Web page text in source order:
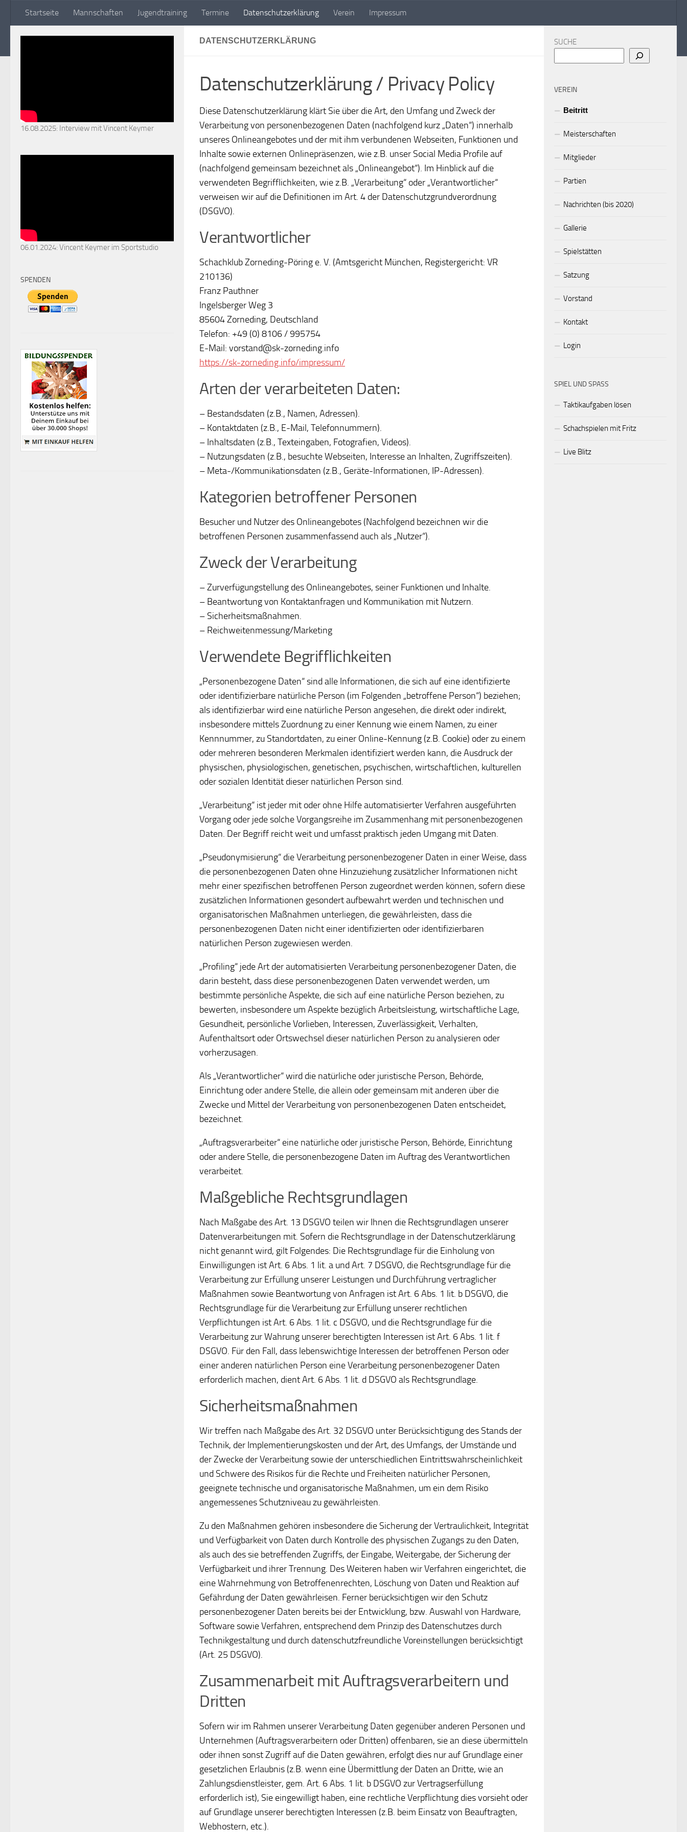
Zum Inhalt springen
Startseite Mannschaften Jugendtraining Termine Datenschutzerklärung Verein Impressum
DATENSCHUTZERKLÄRUNG
Datenschutzerklärung / Privacy Policy
Diese Datenschutzerklärung klärt Sie über die Art, den Umfang und Zweck der
Verarbeitung von personenbezogenen Daten (nachfolgend kurz „Daten“) innerhalb
unseres Onlineangebotes und der mit ihm verbundenen Webseiten, Funktionen und
Inhalte sowie externen Onlinepräsenzen, wie z.B. unser Social Media Profile auf
(nachfolgend gemeinsam bezeichnet als „Onlineangebot“). Im Hinblick auf die
verwendeten Begrifflichkeiten, wie z.B. „Verarbeitung“ oder „Verantwortlicher“
verweisen wir auf die Definitionen im Art. 4 der Datenschutzgrundverordnung
(DSGVO).
Verantwortlicher
Schachklub Zorneding-Pöring e. V. (Amtsgericht München, Registergericht: VR
210136)
Franz Pauthner
Ingelsberger Weg 3
85604 Zorneding, Deutschland
Telefon: +49 (0) 8106 / 995754
E-Mail: vorstand@sk-zorneding.info
https://sk-zorneding.info/impressum/
Arten der verarbeiteten Daten:
– Bestandsdaten (z.B., Namen, Adressen).
– Kontaktdaten (z.B., E-Mail, Telefonnummern).
– Inhaltsdaten (z.B., Texteingaben, Fotografien, Videos).
– Nutzungsdaten (z.B., besuchte Webseiten, Interesse an Inhalten, Zugriffszeiten).
– Meta-/Kommunikationsdaten (z.B., Geräte-Informationen, IP-Adressen).
Kategorien betroffener Personen
Besucher und Nutzer des Onlineangebotes (Nachfolgend bezeichnen wir die
betroffenen Personen zusammenfassend auch als „Nutzer“).
Zweck der Verarbeitung
– Zurverfügungstellung des Onlineangebotes, seiner Funktionen und Inhalte.
– Beantwortung von Kontaktanfragen und Kommunikation mit Nutzern.
– Sicherheitsmaßnahmen.
– Reichweitenmessung/Marketing
Verwendete Begrifflichkeiten
„Personenbezogene Daten“ sind alle Informationen, die sich auf eine identifizierte
oder identifizierbare natürliche Person (im Folgenden „betroffene Person“) beziehen;
als identifizierbar wird eine natürliche Person angesehen, die direkt oder indirekt,
insbesondere mittels Zuordnung zu einer Kennung wie einem Namen, zu einer
Kennnummer, zu Standortdaten, zu einer Online-Kennung (z.B. Cookie) oder zu einem
oder mehreren besonderen Merkmalen identifiziert werden kann, die Ausdruck der
physischen, physiologischen, genetischen, psychischen, wirtschaftlichen, kulturellen
oder sozialen Identität dieser natürlichen Person sind.
„Verarbeitung“ ist jeder mit oder ohne Hilfe automatisierter Verfahren ausgeführten
Vorgang oder jede solche Vorgangsreihe im Zusammenhang mit personenbezogenen
Daten. Der Begriff reicht weit und umfasst praktisch jeden Umgang mit Daten.
„Pseudonymisierung“ die Verarbeitung personenbezogener Daten in einer Weise, dass
die personenbezogenen Daten ohne Hinzuziehung zusätzlicher Informationen nicht
mehr einer spezifischen betroffenen Person zugeordnet werden können, sofern diese
zusätzlichen Informationen gesondert aufbewahrt werden und technischen und
organisatorischen Maßnahmen unterliegen, die gewährleisten, dass die
personenbezogenen Daten nicht einer identifizierten oder identifizierbaren
natürlichen Person zugewiesen werden.
„Profiling“ jede Art der automatisierten Verarbeitung personenbezogener Daten, die
darin besteht, dass diese personenbezogenen Daten verwendet werden, um
bestimmte persönliche Aspekte, die sich auf eine natürliche Person beziehen, zu
bewerten, insbesondere um Aspekte bezüglich Arbeitsleistung, wirtschaftliche Lage,
Gesundheit, persönliche Vorlieben, Interessen, Zuverlässigkeit, Verhalten,
Aufenthaltsort oder Ortswechsel dieser natürlichen Person zu analysieren oder
vorherzusagen.
Als „Verantwortlicher“ wird die natürliche oder juristische Person, Behörde,
Einrichtung oder andere Stelle, die allein oder gemeinsam mit anderen über die
Zwecke und Mittel der Verarbeitung von personenbezogenen Daten entscheidet,
bezeichnet.
„Auftragsverarbeiter“ eine natürliche oder juristische Person, Behörde, Einrichtung
oder andere Stelle, die personenbezogene Daten im Auftrag des Verantwortlichen
verarbeitet.
Maßgebliche Rechtsgrundlagen
Nach Maßgabe des Art. 13 DSGVO teilen wir Ihnen die Rechtsgrundlagen unserer
Datenverarbeitungen mit. Sofern die Rechtsgrundlage in der Datenschutzerklärung
nicht genannt wird, gilt Folgendes: Die Rechtsgrundlage für die Einholung von
Einwilligungen ist Art. 6 Abs. 1 lit. a und Art. 7 DSGVO, die Rechtsgrundlage für die
Verarbeitung zur Erfüllung unserer Leistungen und Durchführung vertraglicher
Maßnahmen sowie Beantwortung von Anfragen ist Art. 6 Abs. 1 lit. b DSGVO, die
Rechtsgrundlage für die Verarbeitung zur Erfüllung unserer rechtlichen
Verpflichtungen ist Art. 6 Abs. 1 lit. c DSGVO, und die Rechtsgrundlage für die
Verarbeitung zur Wahrung unserer berechtigten Interessen ist Art. 6 Abs. 1 lit. f
DSGVO. Für den Fall, dass lebenswichtige Interessen der betroffenen Person oder
einer anderen natürlichen Person eine Verarbeitung personenbezogener Daten
erforderlich machen, dient Art. 6 Abs. 1 lit. d DSGVO als Rechtsgrundlage.
Sicherheitsmaßnahmen
Wir treffen nach Maßgabe des Art. 32 DSGVO unter Berücksichtigung des Stands der
Technik, der Implementierungskosten und der Art, des Umfangs, der Umstände und
der Zwecke der Verarbeitung sowie der unterschiedlichen Eintrittswahrscheinlichkeit
und Schwere des Risikos für die Rechte und Freiheiten natürlicher Personen,
geeignete technische und organisatorische Maßnahmen, um ein dem Risiko
angemessenes Schutzniveau zu gewährleisten.
Zu den Maßnahmen gehören insbesondere die Sicherung der Vertraulichkeit, Integrität
und Verfügbarkeit von Daten durch Kontrolle des physischen Zugangs zu den Daten,
als auch des sie betreffenden Zugriffs, der Eingabe, Weitergabe, der Sicherung der
Verfügbarkeit und ihrer Trennung. Des Weiteren haben wir Verfahren eingerichtet, die
eine Wahrnehmung von Betroffenenrechten, Löschung von Daten und Reaktion auf
Gefährdung der Daten gewährleisen. Ferner berücksichtigen wir den Schutz
personenbezogener Daten bereits bei der Entwicklung, bzw. Auswahl von Hardware,
Software sowie Verfahren, entsprechend dem Prinzip des Datenschutzes durch
Technikgestaltung und durch datenschutzfreundliche Voreinstellungen berücksichtigt
(Art. 25 DSGVO).
Zusammenarbeit mit Auftragsverarbeitern und
Dritten
Sofern wir im Rahmen unserer Verarbeitung Daten gegenüber anderen Personen und
Unternehmen (Auftragsverarbeitern oder Dritten) offenbaren, sie an diese übermitteln
oder ihnen sonst Zugriff auf die Daten gewähren, erfolgt dies nur auf Grundlage einer
gesetzlichen Erlaubnis (z.B. wenn eine Übermittlung der Daten an Dritte, wie an
Zahlungsdienstleister, gem. Art. 6 Abs. 1 lit. b DSGVO zur Vertragserfüllung
erforderlich ist), Sie eingewilligt haben, eine rechtliche Verpflichtung dies vorsieht oder
auf Grundlage unserer berechtigten Interessen (z.B. beim Einsatz von Beauftragten,
Webhostern, etc.).
16.08.2025: Interview mit Vincent Keymer
06.01.2024: Vincent Keymer im Sportstudio
SPENDEN
SUCHE
VEREIN
Beitritt
Meisterschaften
Mitglieder
Partien
Nachrichten (bis 2020)
Gallerie
Spielstätten
Satzung
Vorstand
Kontakt
Login
SPIEL UND SPASS
Taktikaufgaben lösen
Schachspielen mit Fritz
Live Blitz